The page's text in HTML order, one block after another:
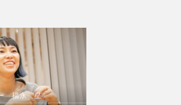
ー 福永 星